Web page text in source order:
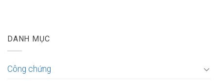
DANH MỤC
Công chứng